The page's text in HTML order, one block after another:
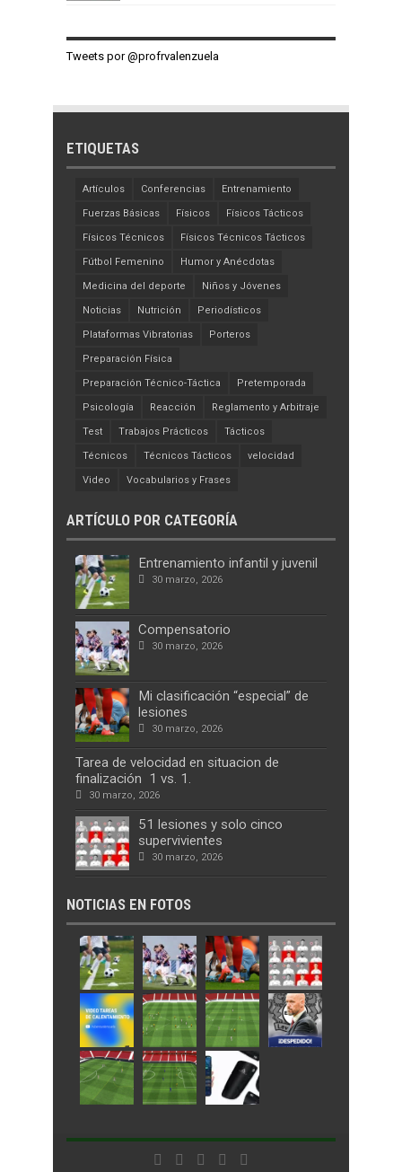
Tweets por @profrvalenzuela
ETIQUETAS
Artículos Conferencias Entrenamiento
Fuerzas Básicas Físicos Físicos Tácticos
Físicos Técnicos Físicos Técnicos Tácticos
Fútbol Femenino Humor y Anécdotas
Medicina del deporte Niños y Jóvenes
Noticias Nutrición Periodísticos
Plataformas Vibratorias Porteros
Preparación Física
Preparación Técnico-Táctica Pretemporada
Psicología Reacción Reglamento y Arbitraje
Test Trabajos Prácticos Tácticos
Técnicos Técnicos Tácticos velocidad
Video Vocabularios y Frases
ARTÍCULO POR CATEGORÍA
Entrenamiento infantil y juvenil
30 marzo, 2026
Compensatorio
30 marzo, 2026
Mi clasificación “especial” de
lesiones
30 marzo, 2026
Tarea de velocidad en situacion de
finalización 1 vs. 1.
30 marzo, 2026
51 lesiones y solo cinco
supervivientes
30 marzo, 2026
NOTICIAS EN FOTOS